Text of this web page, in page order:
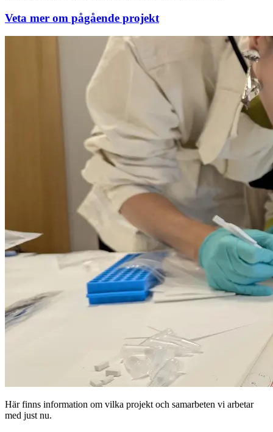
Veta mer om pågående projekt
Här finns information om vilka projekt och samarbeten vi arbetar
med just nu.